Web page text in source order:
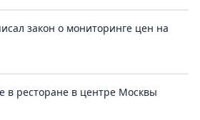
закон о мониторинге цен на
в ресторане в центре Москвы